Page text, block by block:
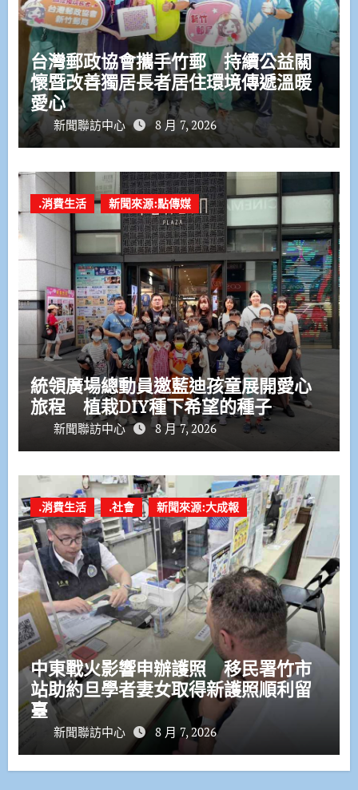
台灣郵政協會攜手竹郵 持續公益關
懷暨改善獨居長者居住環境傳遞溫暖
愛心
新聞聯訪中心 8 月 7, 2026
.消費生活 新聞來源:點傳媒
統領廣場總動員邀藍迪孩童展開愛心
旅程 植栽DIY種下希望的種子
新聞聯訪中心 8 月 7, 2026
.消費生活 .社會 新聞來源:大成報
中東戰火影響申辦護照 移民署竹市
站助約旦學者妻女取得新護照順利留
臺
新聞聯訪中心 8 月 7, 2026